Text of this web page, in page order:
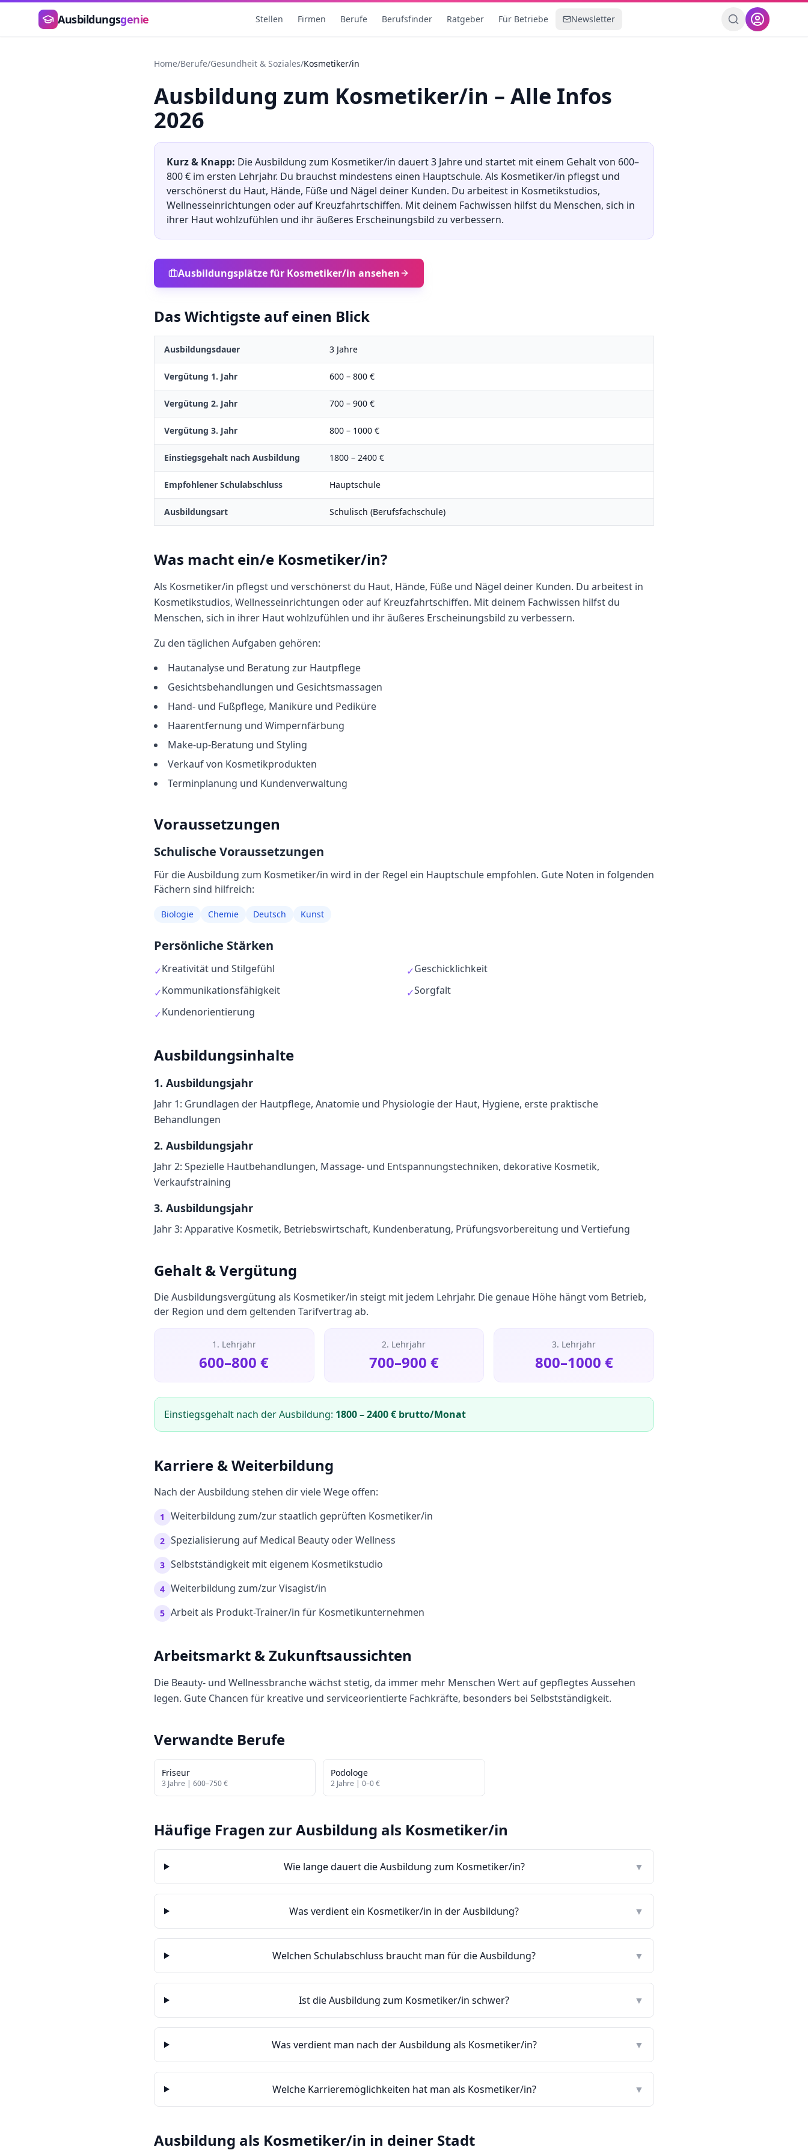
Zum Hauptinhalt springen
Ausbildungsgenie Stellen Firmen Berufe Berufsfinder Ratgeber Für Betriebe Newsletter
Home/Berufe/Gesundheit & Soziales/Kosmetiker/in
Ausbildung zum Kosmetiker/in – Alle Infos
2026
Kurz & Knapp: Die Ausbildung zum Kosmetiker/in dauert3 Jahre und startet mit einem Gehalt von 600–
800€ im ersten Lehrjahr. Du brauchst mindestens einen Hauptschule. Als Kosmetiker/in pflegst und
verschönerst du Haut, Hände, Füße und Nägel deiner Kunden. Du arbeitest in Kosmetikstudios,
Wellnesseinrichtungen oder auf Kreuzfahrtschiffen. Mit deinem Fachwissen hilfst du Menschen, sich in
ihrer Haut wohlzufühlen und ihr äußeres Erscheinungsbild zu verbessern.
Ausbildungsplätze für Kosmetiker/in ansehen
Das Wichtigste auf einen Blick
Ausbildungsdauer 3 Jahre
Vergütung 1. Jahr 600 – 800 €
Vergütung 2. Jahr 700 – 900 €
Vergütung 3. Jahr 800 – 1000 €
Einstiegsgehalt nach Ausbildung 1800 – 2400 €
Empfohlener Schulabschluss Hauptschule
Ausbildungsart Schulisch (Berufsfachschule)
Was macht ein/e Kosmetiker/in?
Als Kosmetiker/in pflegst und verschönerst du Haut, Hände, Füße und Nägel deiner Kunden. Du arbeitest in
Kosmetikstudios, Wellnesseinrichtungen oder auf Kreuzfahrtschiffen. Mit deinem Fachwissen hilfst du
Menschen, sich in ihrer Haut wohlzufühlen und ihr äußeres Erscheinungsbild zu verbessern.
Zu den täglichen Aufgaben gehören:
Hautanalyse und Beratung zur Hautpflege
Gesichtsbehandlungen und Gesichtsmassagen
Hand- und Fußpflege, Maniküre und Pediküre
Haarentfernung und Wimpernfärbung
Make-up-Beratung und Styling
Verkauf von Kosmetikprodukten
Terminplanung und Kundenverwaltung
Voraussetzungen
Schulische Voraussetzungen
Für die Ausbildung zum Kosmetiker/in wird in der Regel ein Hauptschule empfohlen. Gute Noten in folgenden
Fächern sind hilfreich:
Biologie Chemie Deutsch Kunst
Persönliche Stärken
✓Kreativität und Stilgefühl ✓Geschicklichkeit
✓Kommunikationsfähigkeit ✓Sorgfalt
✓Kundenorientierung
Ausbildungsinhalte
1. Ausbildungsjahr
Jahr 1: Grundlagen der Hautpflege, Anatomie und Physiologie der Haut, Hygiene, erste praktische
Behandlungen
2. Ausbildungsjahr
Jahr 2: Spezielle Hautbehandlungen, Massage- und Entspannungstechniken, dekorative Kosmetik,
Verkaufstraining
3. Ausbildungsjahr
Jahr 3: Apparative Kosmetik, Betriebswirtschaft, Kundenberatung, Prüfungsvorbereitung und Vertiefung
Gehalt & Vergütung
Die Ausbildungsvergütung als Kosmetiker/in steigt mit jedem Lehrjahr. Die genaue Höhe hängt vom Betrieb,
der Region und dem geltenden Tarifvertrag ab.
1. Lehrjahr
600–800 €
2. Lehrjahr
700–900 €
3. Lehrjahr
800–1000 €
Einstiegsgehalt nach der Ausbildung: 1800–2400€ brutto/Monat
Karriere & Weiterbildung
Nach der Ausbildung stehen dir viele Wege offen:
1 Weiterbildung zum/zur staatlich geprüften Kosmetiker/in
2 Spezialisierung auf Medical Beauty oder Wellness
3 Selbstständigkeit mit eigenem Kosmetikstudio
4 Weiterbildung zum/zur Visagist/in
5 Arbeit als Produkt-Trainer/in für Kosmetikunternehmen
Arbeitsmarkt & Zukunftsaussichten
Die Beauty- und Wellnessbranche wächst stetig, da immer mehr Menschen Wert auf gepflegtes Aussehen
legen. Gute Chancen für kreative und serviceorientierte Fachkräfte, besonders bei Selbstständigkeit.
Verwandte Berufe
Friseur
3 Jahre | 600–750€
Podologe
2 Jahre |0–0€
Häufige Fragen zur Ausbildung als Kosmetiker/in
Wie lange dauert die Ausbildung zum Kosmetiker/in? ▼
Was verdient ein Kosmetiker/in in der Ausbildung? ▼
Welchen Schulabschluss braucht man für die Ausbildung? ▼
Ist die Ausbildung zum Kosmetiker/in schwer? ▼
Was verdient man nach der Ausbildung als Kosmetiker/in? ▼
Welche Karrieremöglichkeiten hat man als Kosmetiker/in? ▼
Ausbildung als Kosmetiker/in in deiner Stadt